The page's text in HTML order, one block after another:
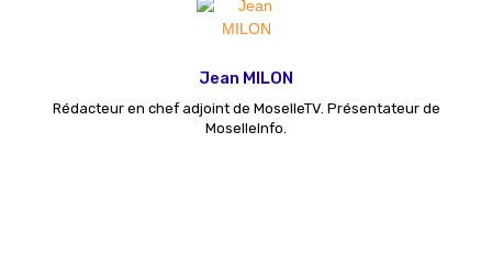
Jean MILON
Rédacteur en chef adjoint de MoselleTV. Présentateur de
MoselleInfo.